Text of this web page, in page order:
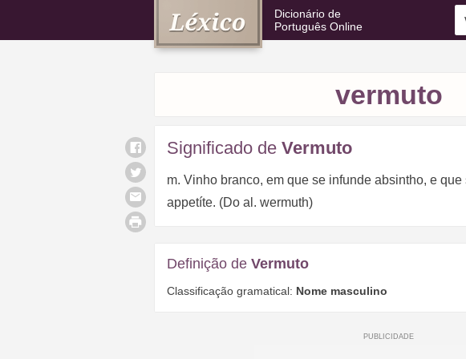
Dicionário de
Português Online
vermuto
Significado de Vermuto
m. Vinho branco, em que se infunde absintho, e
appetíte. (Do al. wermuth)
Definição de Vermuto
Classificação gramatical: Nome masculino